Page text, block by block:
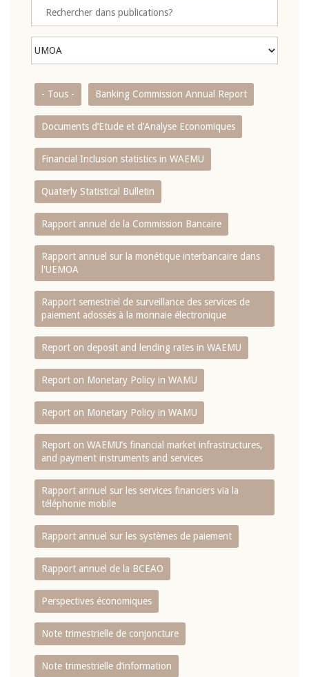
- Tous - Banking Commission Annual Report
Documents d’Etude et d’Analyse Economiques
Financial Inclusion statistics in WAEMU
Quaterly Statistical Bulletin
Rapport annuel de la Commission Bancaire
Rapport annuel sur la monétique interbancaire dans
l'UEMOA
Rapport semestriel de surveillance des services de
paiement adossés à la monnaie électronique
Report on deposit and lending rates in WAEMU
Report on Monetary Policy in WAMU
Report on Monetary Policy in WAMU
Report on WAEMU’s financial market infrastructures,
and payment instruments and services
Rapport annuel sur les services financiers via la
téléphonie mobile
Rapport annuel sur les systèmes de paiement
Rapport annuel de la BCEAO
Perspectives économiques
Note trimestrielle de conjoncture
Note trimestrielle d‘information